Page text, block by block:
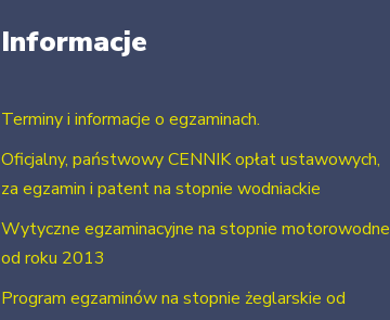
Informacje
Terminy i informacje o egzaminach.
Oficjalny, państwowy CENNIK opłat ustawowych,
za egzamin i patent na stopnie wodniackie
Wytyczne egzaminacyjne na stopnie motorowodne
od roku 2013
Program egzaminów na stopnie żeglarskie od